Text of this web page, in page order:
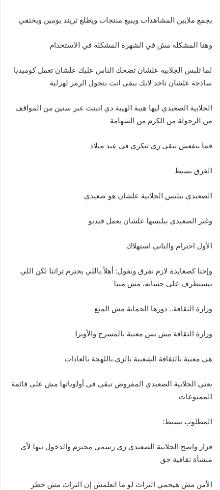
يجمع ملايين المشاهدات ويبيع منتجات ويطلع تريند يومين ويختفي
وهنا المشكلة مش في الشهرة المشكلة في الاستخدام
لما تلبس الجلابية علشان تضحك الناس عليك علشان تعمل كوميديا
ساذجة علشان تاخد لايك يبقى انت بتحول الرمز لهزلية
الجلابية الصعيدي ليها هيبة الهيبة دي اتبنت عبر سنين من المواقف
من الرجولة من الكرم من الشهامة
فما ينفعش تبقى زي تنكري في عيد ميلاد
الفرق بسيط
الصعيدي بيلبس الجلابية علشان هو صعيدي
وغير الصعيدي بيلبسها علشان يعمل فيديو
الأول احترام والتاني استهلاك
وإحنا كصعايدة لازم نفرق ونقول: أهلاً باللي يحترم تراثنا لكن اللي
بيستظرف على حسابه، مش مننا
وزارة الثقافة.. دورها الحماية مش المنع
وزارة الثقافة مش بس معنية بالمسرح والأوبرا
هي معنية بالثقافة الشعبية بالزي.باللهجة بالعادات
يعني الجلابية الصعيدي المفروض تبقى في أولوياتها مش على قائمة
الممنوعات
المطلوب بسيط:
قرار واضح الجلابية الصعيدي زي رسمي محترم والدخول بيها لأي
منشأة ثقافية حق
الأمن مش هيحمي التراث لو ما اتعلمش إن التراث مش خطر